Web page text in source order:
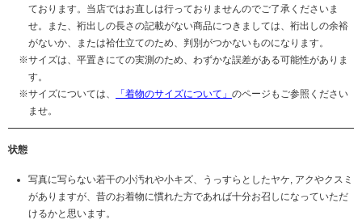
ております。当店ではお直しは行っておりませんのでご了承くださいま
せ。また、裄出しの長さの記載がない商品につきましては、裄出しの余裕
がないか、または袷仕立てのため、判別がつかないものになります。
サイズは、平置きにての実測のため、わずかな誤差がある可能性がありま
す。
サイズについては、
「着物のサイズについて」 のページもご参照ください
ませ。
状態
写真に写らない若干の小汚れや小キズ、うっすらとしたヤケ, アクやクスミ
がありますが、昔のお着物に慣れた方であれば十分お召しになっていただ
けるかと思います。